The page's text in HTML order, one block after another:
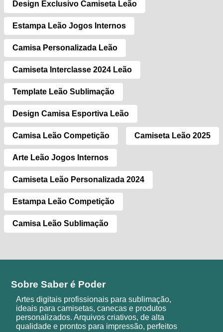
Design Exclusivo Camiseta Leão
Estampa Leão Jogos Internos
Camisa Personalizada Leão
Camiseta Interclasse 2024 Leão
Template Leão Sublimação
Design Camisa Esportiva Leão
Camisa Leão Competição Camiseta Leão 2025
Arte Leão Jogos Internos
Camiseta Leão Personalizada 2024
Estampa Leão Competição
Camisa Leão Sublimação
Sobre Saber é Poder
Artes digitais profissionais para sublimação,
ideais para camisetas, canecas e produtos
personalizados. Arquivos criativos, de alta
qualidade e prontos para impressão, perfeitos